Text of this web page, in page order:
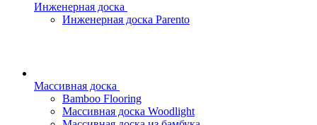
Инженерная доска
Инженерная доска Parento
Массивная доска
Bamboo Flooring
Массивная доска Woodlight